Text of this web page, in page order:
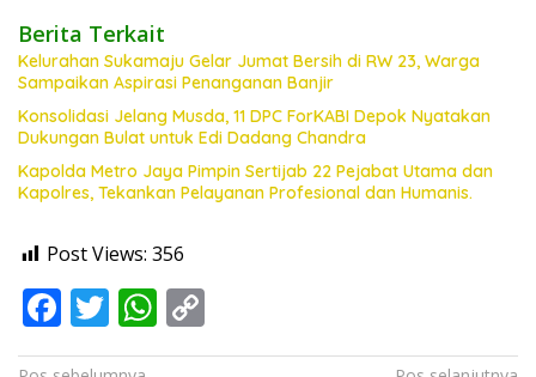
Berita Terkait
Kelurahan Sukamaju Gelar Jumat Bersih di RW 23, Warga
Sampaikan Aspirasi Penanganan Banjir
Konsolidasi Jelang Musda, 11 DPC ForKABI Depok Nyatakan
Dukungan Bulat untuk Edi Dadang Chandra
Kapolda Metro Jaya Pimpin Sertijab 22 Pejabat Utama dan
Kapolres, Tekankan Pelayanan Profesional dan Humanis.
Post Views: 356
F
ac
T
w
W
h o